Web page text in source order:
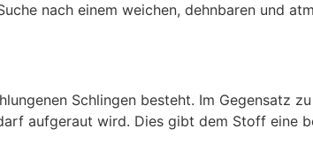
nach einem weichen, dehnbaren und
Schlingen besteht. Im Gegensatz
aufgeraut wird. Dies gibt dem Stoff eine